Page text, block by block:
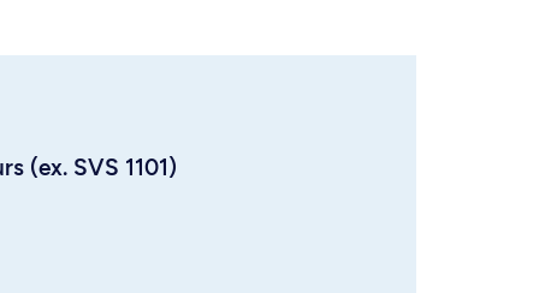
(ex. SVS 1101)